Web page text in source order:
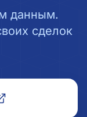
данным.
сделок